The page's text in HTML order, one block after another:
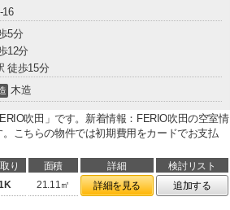
16
5分
12分
徒歩15分
木造
吹田」です。新着情報：FERIO吹田の空室情
こちらの物件では初期費用をカードでお支払
り 面積 詳細
検討リスト
21.11㎡ 詳細を見る 追加する